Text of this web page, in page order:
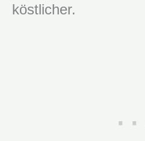
köstlicher.